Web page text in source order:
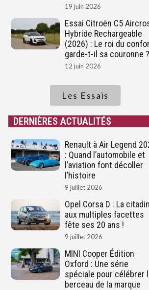
19 juin 2026
Essai Citroën C5
Hybride Rechargeable
(2026) : Le roi du
garde-t-il sa couronne ?
12 juin 2026
Les Essais
DERNIÈRES ACTUALITÉS
Renault à Air Legend
: Quand l’automobile et
l’aviation font décoller
l’histoire
9 juillet 2026
Opel Corsa D : La
aux multiples facettes
fête ses 20 ans !
9 juillet 2026
MINI Cooper Édition
Oxford : Une série
spéciale pour célébrer
berceau de la marque